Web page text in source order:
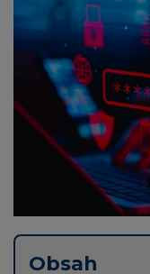
Obsah